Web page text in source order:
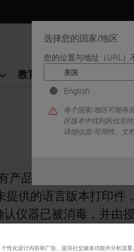
选择您的国家/地区
您的位置与地址（URL）
English
每个国家/地区可能有
区版本中找到的信息
详细信息/可用性、文
教育 支持
产品提供使用说明书（
供的语言版本打印件
仪器已被消毒，并由
室。
性化设计内容和广告、提供社交媒体功能并分析流